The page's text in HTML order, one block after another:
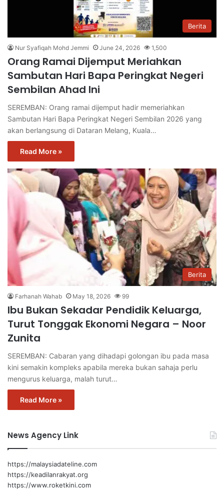
Berita
Nur Syafiqah Mohd Jemmi June 24, 2026 1,500
Orang Ramai Dijemput Meriahkan
Sambutan Hari Bapa Peringkat Negeri
Sembilan Ahad Ini
SEREMBAN: Orang ramai dijemput hadir memeriahkan
Sambutan Hari Bapa Peringkat Negeri Sembilan 2026 yang
akan berlangsung di Dataran Melang, Kuala…
Read More »
Berita
Farhanah Wahab May 18, 2026 99
Ibu Bukan Sekadar Pendidik Keluarga,
Turut Tonggak Ekonomi Negara – Noor
Zunita
SEREMBAN: Cabaran yang dihadapi golongan ibu pada masa
kini semakin kompleks apabila mereka bukan sahaja perlu
mengurus keluarga, malah turut…
Read More »
News Agency Link
https://malaysiadateline.com
https://keadilanrakyat.org
https://www.roketkini.com